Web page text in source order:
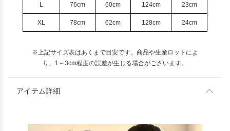
L 76cm 60cm 124cm 23cm
XL 78cm 62cm 128cm 24cm
※上記サイズ表はあくまで目安です。商品や生産ロットによ
り、1～3cm程度の誤差が生じる場合がございます。
アイテム詳細